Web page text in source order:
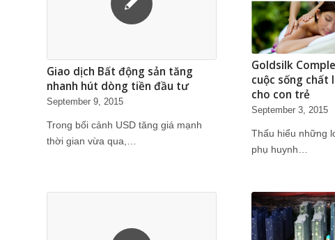
Giao dịch Bất động sản tăng
nhanh hút dòng tiền đầu tư
September 9, 2015
Trong bối cảnh USD tăng giá mạnh
thời gian vừa qua,…
Goldsilk
cuộc sống chất
cho con trẻ
September 3, 2015
Thấu hiểu những
phụ huynh…